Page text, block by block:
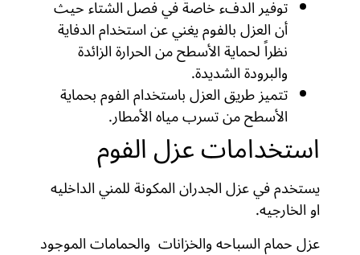
توفير الدفء خاصةً في فصل الشتاء حيث
أن العزل بالفوم يغني عن استخدام الدفاية
نظراً لحماية الأسطح من الحرارة الزائدة
والبرودة الشديدة.
تتميز طريق العزل باستخدام الفوم بحماية
الأسطح من تسرب مياه الأمطار.
استخدامات عزل الفوم
يستخدم في عزل الجدران المكونة للمني الداخليه
او الخارجيه.
عزل حمام السباحه والخزانات والحمامات الموجود